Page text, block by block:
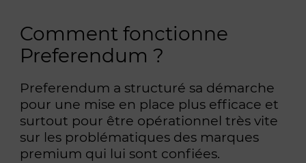
Comment fonctionne
Preferendum ?
Preferendum a structuré sa démarche
pour une mise en place plus efficace et
surtout pour être opérationnel très vite
sur les problématiques des marques
premium qui lui sont confiées.